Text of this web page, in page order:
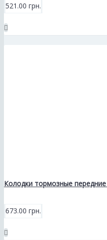
521.00 грн.
Колодки тормозные передние
673.00 грн.